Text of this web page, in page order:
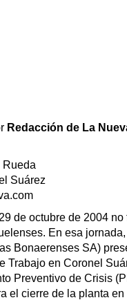
Redacción de La
Rueda
Suárez
de octubre de 2004 no
En esa
Bonaerenses SA)
Trabajo en Coronel
Preventivo de Crisis
el cierre de la planta